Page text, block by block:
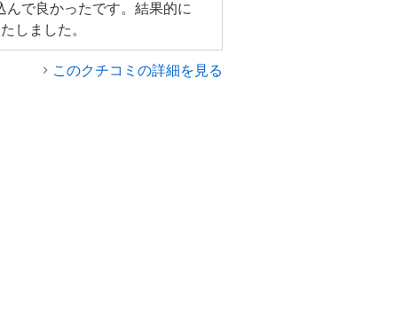
で良かったです。結果的に
しました。
このクチコミの詳細を見る